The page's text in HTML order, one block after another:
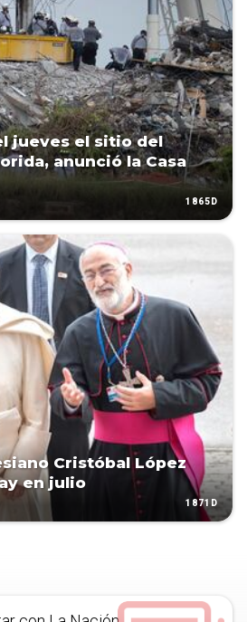
jueves el sitio del
anunció la Casa
1865D
Cristóbal López
en julio
1871D